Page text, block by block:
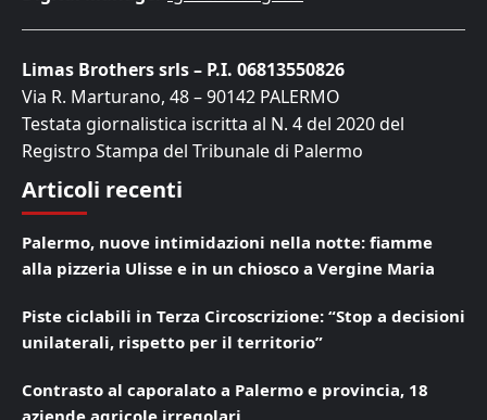
Limas Brothers srls – P.I. 06813550826
Via R. Marturano, 48 – 90142 PALERMO
Testata giornalistica iscritta al N. 4 del 2020 del
Registro Stampa del Tribunale di Palermo
Articoli recenti
Palermo, nuove intimidazioni nella notte: fiamme
alla pizzeria Ulisse e in un chiosco a Vergine Maria
Piste ciclabili in Terza Circoscrizione: “Stop a decisioni
unilaterali, rispetto per il territorio”
Contrasto al caporalato a Palermo e provincia, 18